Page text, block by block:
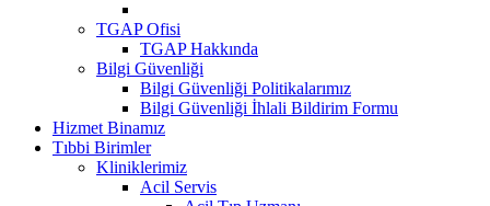
TGAP Ofisi
TGAP Hakkında
Bilgi Güvenliği
Bilgi Güvenliği Politikalarımız
Bilgi Güvenliği İhlali Bildirim Formu
Hizmet Binamız
Tıbbi Birimler
Kliniklerimiz
Acil Servis